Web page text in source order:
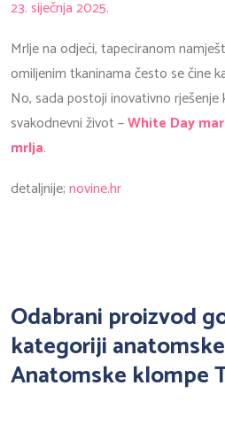
23. siječnja 2025.
Mrlje na odjeći, tapeciranom
omiljenim tkaninama često se čine
No, sada postoji inovativno rješenje
svakodnevni život –White Day
mrlja.
detaljnije;novine.hr
Odabrani proizvod
kategoriji
Anatomske klompe